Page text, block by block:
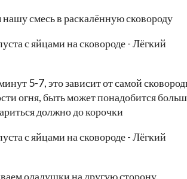
смесь в раскалённую сковороду
5-7, это зависит от самой
огня, быть может понадобится
должно до корочки
оладушки на другую сторону,